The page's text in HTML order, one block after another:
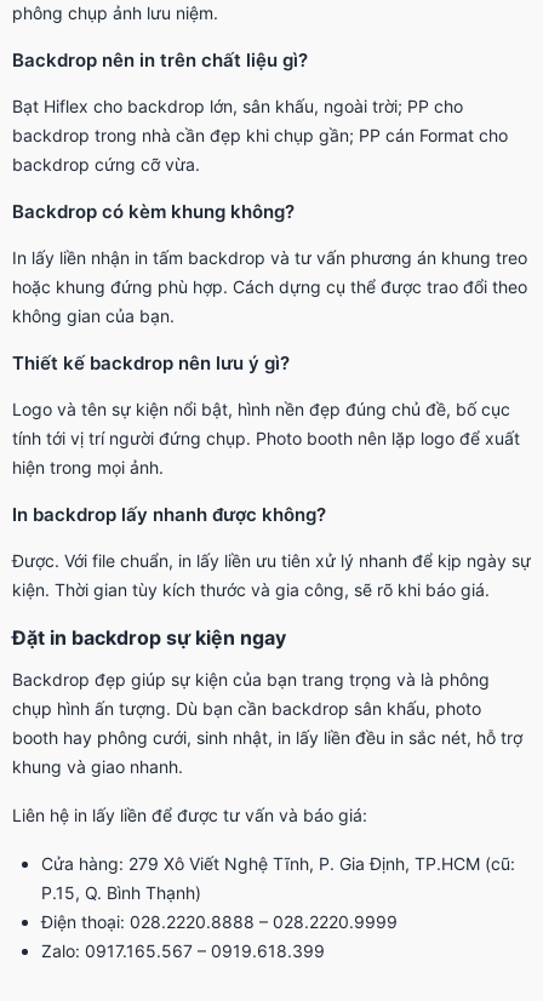
phông chụp ảnh lưu niệm.
Backdrop nên in trên chất liệu gì?
Bạt Hiflex cho backdrop lớn, sân khấu, ngoài trời; PP cho
backdrop trong nhà cần đẹp khi chụp gần; PP cán Format cho
backdrop cứng cỡ vừa.
Backdrop có kèm khung không?
In lấy liền nhận in tấm backdrop và tư vấn phương án khung treo
hoặc khung đứng phù hợp. Cách dựng cụ thể được trao đổi theo
không gian của bạn.
Thiết kế backdrop nên lưu ý gì?
Logo và tên sự kiện nổi bật, hình nền đẹp đúng chủ đề, bố cục
tính tới vị trí người đứng chụp. Photo booth nên lặp logo để xuất
hiện trong mọi ảnh.
In backdrop lấy nhanh được không?
Được. Với file chuẩn, in lấy liền ưu tiên xử lý nhanh để kịp ngày sự
kiện. Thời gian tùy kích thước và gia công, sẽ rõ khi báo giá.
Đặt in backdrop sự kiện ngay
Backdrop đẹp giúp sự kiện của bạn trang trọng và là phông
chụp hình ấn tượng. Dù bạn cần backdrop sân khấu, photo
booth hay phông cưới, sinh nhật, in lấy liền đều in sắc nét, hỗ trợ
khung và giao nhanh.
Liên hệ in lấy liền để được tư vấn và báo giá:
Cửa hàng: 279 Xô Viết Nghệ Tĩnh, P. Gia Định, TP.HCM (cũ:
P.15, Q. Bình Thạnh)
Điện thoại: 028.2220.8888 – 028.2220.9999
Zalo: 0917.165.567 – 0919.618.399